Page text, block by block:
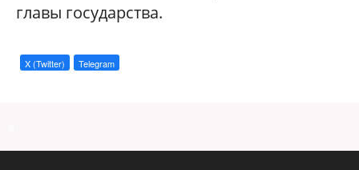
главы государства.
X (Twitter) Telegram